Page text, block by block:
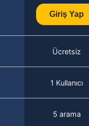
Giriş Yap
Ücretsiz
1 Kullanıcı
5 arama